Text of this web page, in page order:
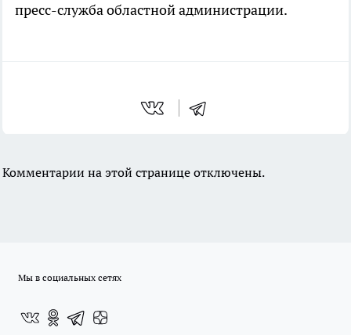
пресс-служба областной администрации.
Комментарии на этой странице отключены.
Мы в социальных сетях